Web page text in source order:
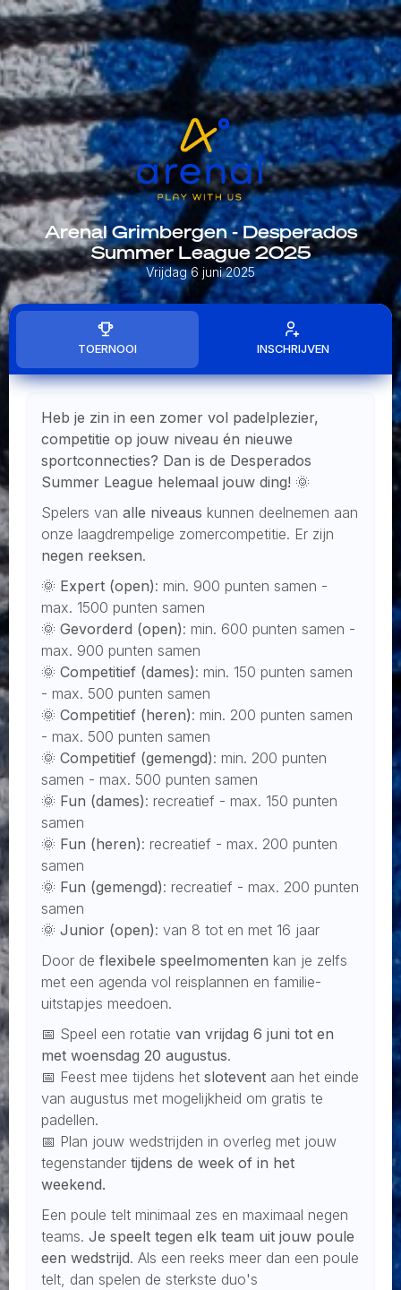
Arenal Grimbergen - Desperados
Summer League 2025
Vrijdag 6 juni 2025
TOERNOOI INSCHRIJVEN
Heb je zin in een zomer vol padelplezier,
competitie op jouw niveau én nieuwe
sportconnecties? Dan is de Desperados
Summer League helemaal jouw ding! 🌞
Spelers van alle niveaus kunnen deelnemen aan
onze laagdrempelige zomercompetitie. Er zijn
negen reeksen.
🌞 Expert (open): min. 900 punten samen -
max. 1500 punten samen
🌞 Gevorderd (open): min. 600 punten samen -
max. 900 punten samen
🌞 Competitief (dames): min. 150 punten samen
- max. 500 punten samen
🌞 Competitief (heren): min. 200 punten samen
- max. 500 punten samen
🌞 Competitief (gemengd): min. 200 punten
samen - max. 500 punten samen
🌞 Fun (dames): recreatief - max. 150 punten
samen
🌞 Fun (heren): recreatief - max. 200 punten
samen
🌞 Fun (gemengd): recreatief - max. 200 punten
samen
🌞 Junior (open): van 8 tot en met 16 jaar
Door de flexibele speelmomenten kan je zelfs
met een agenda vol reisplannen en familie-
uitstapjes meedoen.
📅 Speel een rotatie van vrijdag 6 juni tot en
met woensdag 20 augustus.
📅 Feest mee tijdens het slotevent aan het einde
van augustus met mogelijkheid om gratis te
padellen.
📅 Plan jouw wedstrijden in overleg met jouw
tegenstander tijdens de week of in het
weekend.
Een poule telt minimaal zes en maximaal negen
teams. Je speelt tegen elk team uit jouw poule
een wedstrijd. Als een reeks meer dan een poule
telt, dan spelen de sterkste duo's